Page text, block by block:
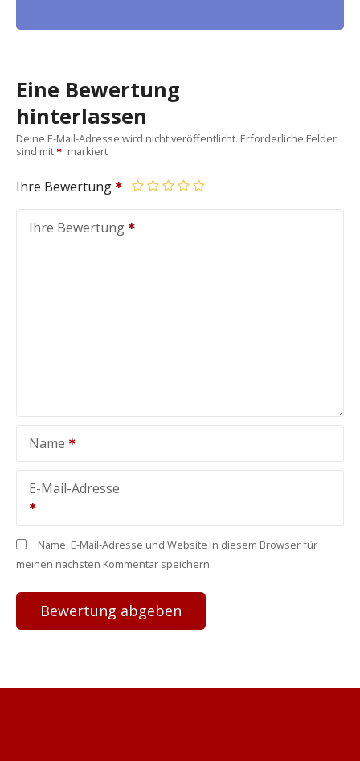
Eine Bewertung
hinterlassen
Deine E-Mail-Adresse wird nicht veröffentlicht. Erforderliche Felder
sind mit
markiert
Ihre Bewertung
Ihre Bewertung
Name
E-Mail-Adresse
Name, E-Mail-Adresse und Website in diesem Browser für
meinen nächsten Kommentar speichern.